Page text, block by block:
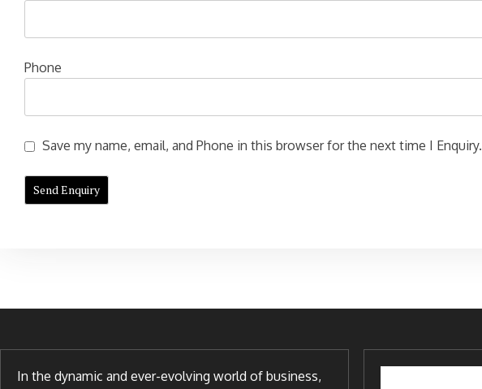
Phone
Save my name, email, and Phone in this browser for the next time I Enquiry.
In the dynamic and ever-evolving world of business,